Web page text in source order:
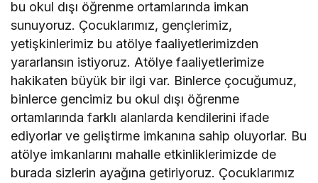
bu okul dışı öğrenme ortamlarında imkan
sunuyoruz. Çocuklarımız, gençlerimiz,
yetişkinlerimiz bu atölye faaliyetlerimizden
yararlansın istiyoruz. Atölye faaliyetlerimize
hakikaten büyük bir ilgi var. Binlerce çocuğumuz,
binlerce gencimiz bu okul dışı öğrenme
ortamlarında farklı alanlarda kendilerini ifade
ediyorlar ve geliştirme imkanına sahip oluyorlar. Bu
atölye imkanlarını mahalle etkinliklerimizde de
burada sizlerin ayağına getiriyoruz. Çocuklarımız